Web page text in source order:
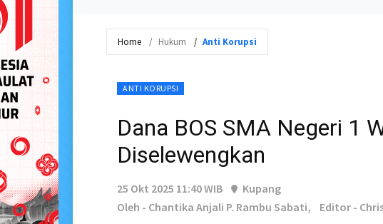
Home Hukum Anti Korupsi
ANTI KORUPSI
Dana BOS SMA Negeri 1
Diselewengkan
25 Okt 2025 11:40 WIB
Kupang
Oleh - Chantika Anjali P. Rambu Sabati,
Editor -